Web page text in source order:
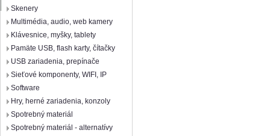
Skenery
Multimédia, audio, web kamery
Klávesnice, myšky, tablety
Pamäte USB, flash karty, čítačky
USB zariadenia, prepínače
Sieťové komponenty, WIFI, IP
Software
Hry, herné zariadenia, konzoly
Spotrebný materiál
Spotrebný materiál - alternatívy